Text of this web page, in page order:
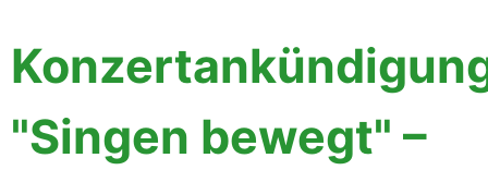
"Singen bewegt" –